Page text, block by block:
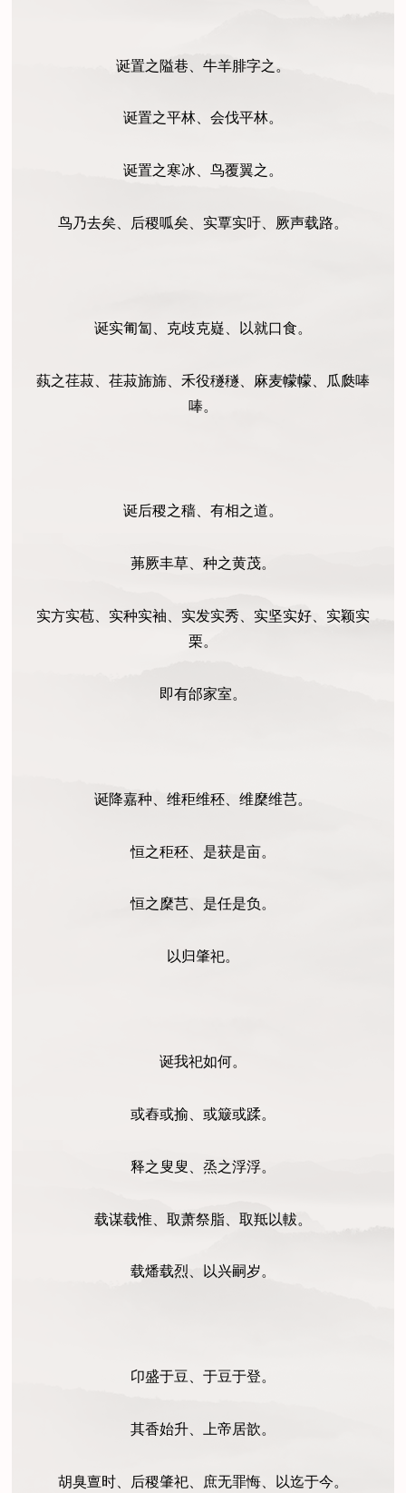
诞置之隘巷、牛羊腓字之。
诞置之平林、会伐平林。
诞置之寒冰、鸟覆翼之。
鸟乃去矣、后稷呱矣、实覃实吁、厥声载路。
诞实匍匐、克歧克嶷、以就口食。
蓺之荏菽、荏菽旆旆、禾役穟穟、麻麦幪幪、瓜瓞唪
唪。
诞后稷之穑、有相之道。
茀厥丰草、种之黄茂。
实方实苞、实种实袖、实发实秀、实坚实好、实颖实
栗。
即有邰家室。
诞降嘉种、维秬维秠、维穈维芑。
恒之秬秠、是获是亩。
恒之穈芑、是任是负。
以归肇祀。
诞我祀如何。
或舂或揄、或簸或蹂。
释之叟叟、烝之浮浮。
载谋载惟、取萧祭脂、取羝以軷。
载燔载烈、以兴嗣岁。
卬盛于豆、于豆于登。
其香始升、上帝居歆。
胡臭亶时、后稷肇祀、庶无罪悔、以迄于今。